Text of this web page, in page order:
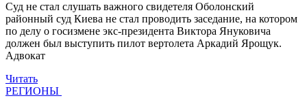
Суд не стал слушать важного свидетеля Оболонский
районный суд Киева не стал проводить заседание, на котором
по делу о госизмене экс-президента Виктора Януковича
должен был выступить пилот вертолета Аркадий Ярощук.
Адвокат
Читать
РЕГИОНЫ